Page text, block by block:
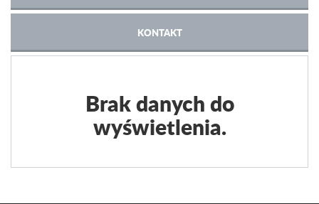
KONTAKT
Brak danych do
wyświetlenia.